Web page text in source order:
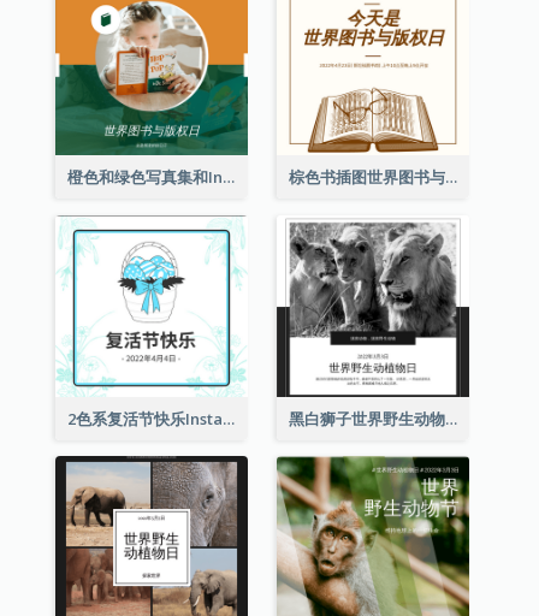
橙色和绿色写真集和Instagram版权日 棕色书插图世界图书与版权日Instagram帖子
2色系复活节快乐Instagram帖子 黑白狮子世界野生动物日Instagram帖子